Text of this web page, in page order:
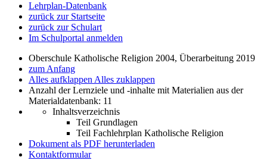
Lehrplan-Datenbank
zurück zur Startseite
zurück zur Schulart
Im Schulportal anmelden
Oberschule Katholische Religion 2004, Überarbeitung 2019
zum Anfang
Alles aufklappen Alles zuklappen
Anzahl der Lernziele und -inhalte mit Materialien aus der
Materialdatenbank: 11
Inhaltsverzeichnis
Teil Grundlagen
Teil Fachlehrplan Katholische Religion
Dokument als PDF herunterladen
Kontaktformular